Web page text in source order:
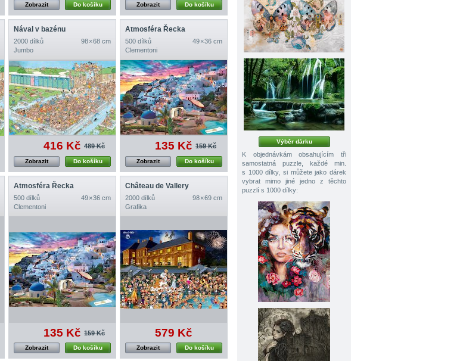
Do košíku
Zobrazit Do košíku
Zobrazit
Nával v bazénu
2000 dílků
98 × 68 cm
Jumbo
416 Kč 489 Kč
Do košíku
Zobrazit
Atmosféra Řecka
500 dílků
49 × 36 cm
Clementoni
135 Kč 159 Kč
Do košíku
Zobrazit
Atmosféra Řecka
500 dílků
49 × 36 cm
Clementoni
135 Kč 159 Kč
Do košíku
Zobrazit
Château de Vallery
2000 dílků
98 × 69 cm
Grafika
579 Kč
Do košíku
Zobrazit
Výběr dárku
K objednávkám obsahujícím tři
samostatná puzzle, každé min.
s 1000 dílky, si můžete jako dárek
vybrat mimo jiné jedno z těchto
puzzlí s 1000 dílky: